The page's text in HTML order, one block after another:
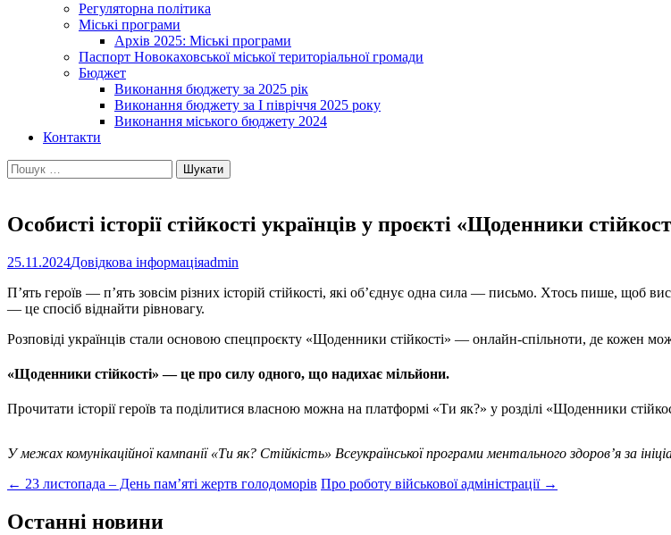
Регуляторна політика
Міські програми
Архів 2025: Міські програми
Паспорт Новокаховської міської територіальної громади
Бюджет
Виконання бюджету за 2025 рік
Виконання бюджету за І півріччя 2025 року
Виконання міського бюджету 2024
Контакти
Пошук:
Особисті історії стійкості українців у проєкті «Щоденники
25.11.2024Довідкова інформаціяadmin
П’ять героїв — п’ять зовсім різних історій стійкості, які об’єднує одна сила — письмо. Хтось пише,
— це спосіб віднайти рівновагу.
Розповіді українців стали основою спецпроєкту «Щоденники стійкості» — онлайн-спільноти, де кожен
«Щоденники стійкості» — це про силу одного, що надихає мільйони.
Прочитати історії героїв та поділитися власною можна на платформі «Ти як?» у розділі «Щоденники
У межах комунікаційної кампанії «Ти як? Стійкість» Всеукраїнської програми ментального здоров’я за
Post
navigation
← 23 листопада – День пам’яті жертв голодоморів Про роботу військової адміністрації →
Останні новини